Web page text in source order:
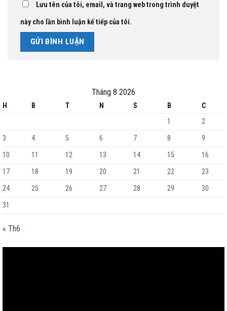
Lưu tên của tôi, email, và trang web trong trình duyệt
này cho lần bình luận kế tiếp của tôi.
Tháng 8 2026
H B T N S B
C
1
2
3
4 5 6 7 8
9
10
11 12 13 14 15
16
17
18 19 20 21 22
23
24
25 26 27 28 29
30
31
« Th6